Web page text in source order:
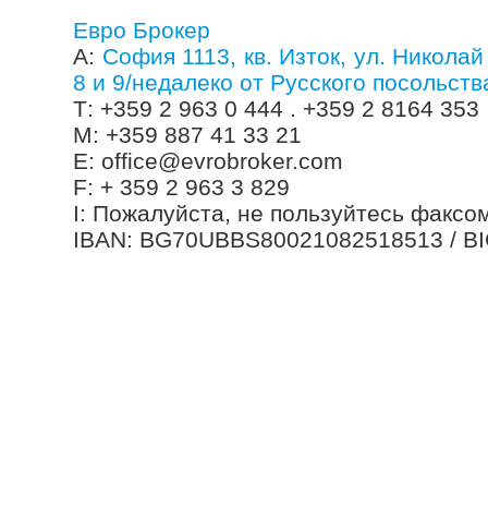
Евро Брокер
А: София 1113, кв. Изток, ул.
8 и 9/недалеко от Русского
Т: +359 2 963 0 444 . +359 2 8164 353
М: +359 887 41 33 21
Е: office@evrobroker.com
F: + 359 2 963 3 829
I: Пожалуйста, не пользуйтесь
IBAN: BG70UBBS80021082518513 /